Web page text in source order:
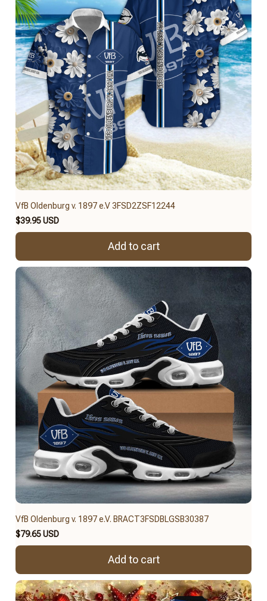
VfB Oldenburg v. 1897 e.V 3FSD2ZSF12244
$39.95 USD
Add to cart
VfB Oldenburg v. 1897 e.V. BRACT3FSDBLGSB30387
$79.65 USD
Add to cart